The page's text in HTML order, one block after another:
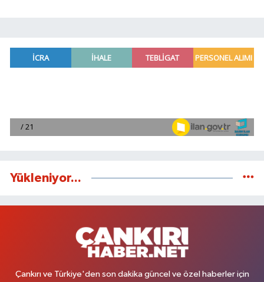
Yükleniyor...
Çankırı ve Türkiye'den son dakika güncel ve özel haberler için